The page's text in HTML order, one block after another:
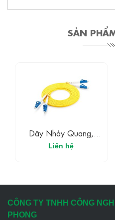
SẢN
Dây Nhảy Quang,
Duplex, Singlemode,
LC/UPC - LC/UPC, 15
Liên hệ
CÔNG TY TNHH CÔNG
PHONG